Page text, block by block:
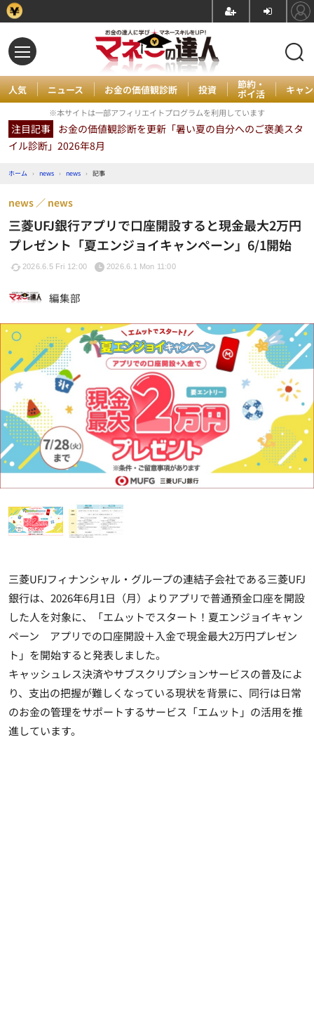
人気 ニュース お金の価値観診断 投資 節約・
ポイ活 キャ
※本サイトは一部アフィリエイトプログラムを利用しています
注目記事 お金の価値観診断を更新「暑い夏の自分へのご褒美スタ
イル診断」2026年8月
ホーム › news › news › 記事
三菱UFJ銀行アプリで口座開設すると現金最大2万円
プレゼント「夏エンジョイキャンペーン」6/1開始
news news
2026.6.5 Fri 12:00 2026.6.1 Mon 11:00
編集部
三菱UFJフィナンシャル・グループの連結子会社である三菱UFJ
銀行は、2026年6月1日（月）よりアプリで普通預金口座を開設
した人を対象に、「エムットでスタート！夏エンジョイキャン
ペーン アプリでの口座開設＋入金で現金最大2万円プレゼン
ト」を開始すると発表しました。
キャッシュレス決済やサブスクリプションサービスの普及によ
り、支出の把握が難しくなっている現状を背景に、同行は日常
のお金の管理をサポートするサービス「エムット」の活用を推
進しています。